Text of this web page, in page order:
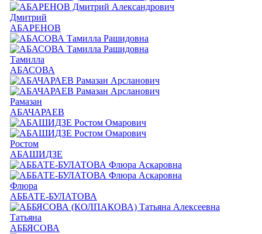
Дмитрий
АБАРЕНОВ
Тамилла
АБАСОВА
Рамазан
АБАЧАРАЕВ
Ростом
АБАШИДЗЕ
Флюра
АББАТЕ-БУЛАТОВА
Татьяна
АББЯСОВА